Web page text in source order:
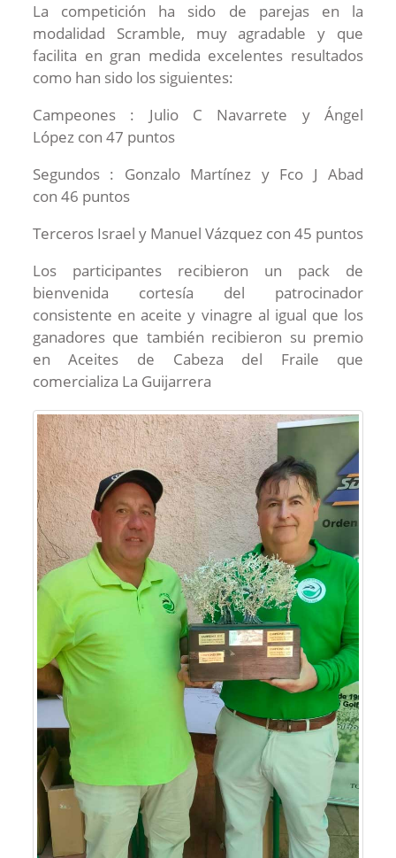
La competición ha sido de parejas en la
modalidad Scramble, muy agradable y que
facilita en gran medida excelentes resultados
como han sido los siguientes:
Campeones : Julio C Navarrete y Ángel
López con 47 puntos
Segundos : Gonzalo Martínez y Fco J Abad
con 46 puntos
Terceros Israel y Manuel Vázquez con 45 puntos
Los participantes recibieron un pack de
bienvenida cortesía del patrocinador
consistente en aceite y vinagre al igual que los
ganadores que también recibieron su premio
en Aceites de Cabeza del Fraile que
comercializa La Guijarrera